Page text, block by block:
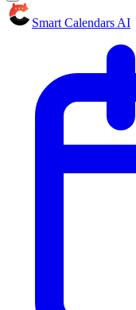
Smart Calendars AI